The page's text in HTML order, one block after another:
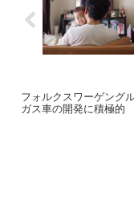
フォルクスワーゲング
ガス車の開発に積極的